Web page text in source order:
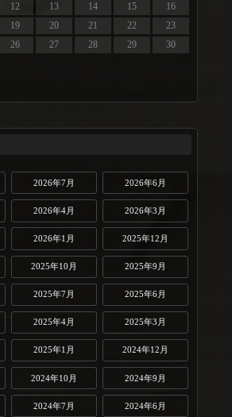
12 13 14 15
16
19 20 21 22
23
26 27 28 29
30
2026年7月 2026年6月
2026年4月 2026年3月
2026年1月 2025年12月
2025年10月 2025年9月
2025年7月 2025年6月
2025年4月 2025年3月
2025年1月 2024年12月
2024年10月 2024年9月
2024年7月 2024年6月